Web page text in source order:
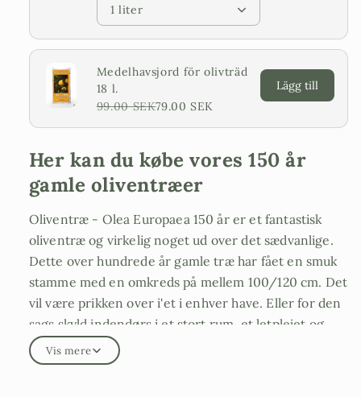
1 liter
Medelhavsjord för olivträd
18 l.
99.00 SEK79.00 SEK
Lägg till
Her kan du købe vores 150 år
gamle oliventræer
Oliventræ - Olea Europaea 150 år er et fantastisk
oliventræ og virkelig noget ud over det sædvanlige.
Dette over hundrede år gamle træ har fået en smuk
stamme med en omkreds på mellem 100/120 cm. Det
vil være prikken over i'et i enhver have. Eller for den
sags skyld indendørs i et stort rum. et letplejet og
holdbart oliventræ, der kan tåle -20 grader.
Oliventræet har fået en smuk krone og en stamme på
Vis mere